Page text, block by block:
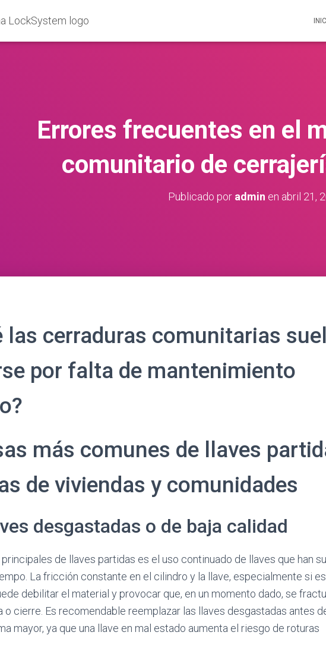
Errores frecuentes en el
comunitario de
Publicado por admin en abril 21,
las cerraduras comunitarias
por falta de mantenimiento
más comunes de llaves
de viviendas y comunidades
desgastadas o de baja calidad
principales de llaves partidas es el uso continuado de llaves que han
La fricción constante en el cilindro y la llave, especialmente si
debilitar el material y provocar que, en un momento dado, se
o cierre. Es recomendable reemplazar las llaves desgastadas antes
mayor, ya que una llave en mal estado aumenta el riesgo de roturas